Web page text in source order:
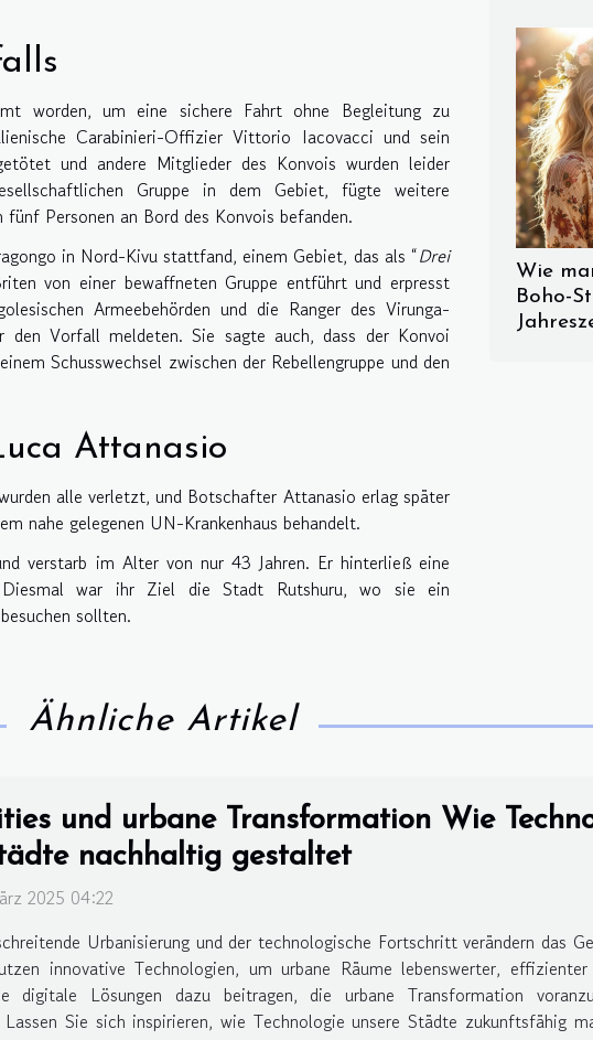
worden, um eine sichere Fahrt ohne Begleitung zu
Carabinieri-Offizier Vittorio Iacovacci und sein
und andere Mitglieder des Konvois wurden leider
Gruppe in dem Gebiet, fügte weitere
Personen an Bord des Konvois befanden.
in Nord-Kivu stattfand, einem Gebiet, das als “Drei
von einer bewaffneten Gruppe entführt und erpresst
Armeebehörden und die Ranger des Virunga-
Vorfall meldeten. Sie sagte auch, dass der Konvoi
Schusswechsel zwischen der Rebellengruppe und den
Attanasio
alle verletzt, und Botschafter Attanasio erlag später
nahe gelegenen UN-Krankenhaus behandelt.
verstarb im Alter von nur 43 Jahren. Er hinterließ eine
war ihr Ziel die Stadt Rutshuru, wo sie ein
sollten.
Wie
Boho-
Ähnliche Artikel
und urbane Transformation Wie
nachhaltig gestaltet
2025 04:22
Urbanisierung und der technologische Fortschritt verändern das
innovative Technologien, um urbane Räume lebenswerter,
Lösungen dazu beitragen, die urbane Transformation
Sie sich inspirieren, wie Technologie unsere Städte zukunftsfähig